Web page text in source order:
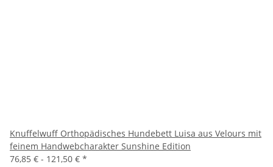
Knuffelwuff Orthopädisches Hundebett Luisa aus Velours mit
feinem Handwebcharakter Sunshine Edition
76,85 € - 121,50 € *